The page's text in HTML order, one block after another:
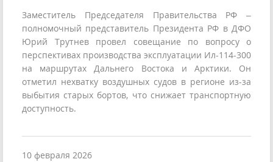
Заместитель Председателя Правительства РФ –
полномочный представитель Президента РФ в ДФО
Юрий Трутнев провел совещание по вопросу о
перспективах производства эксплуатации Ил-114-300
на маршрутах Дальнего Востока и Арктики. Он
отметил нехватку воздушных судов в регионе из-за
выбытия старых бортов, что снижает транспортную
доступность.
10 февраля 2026